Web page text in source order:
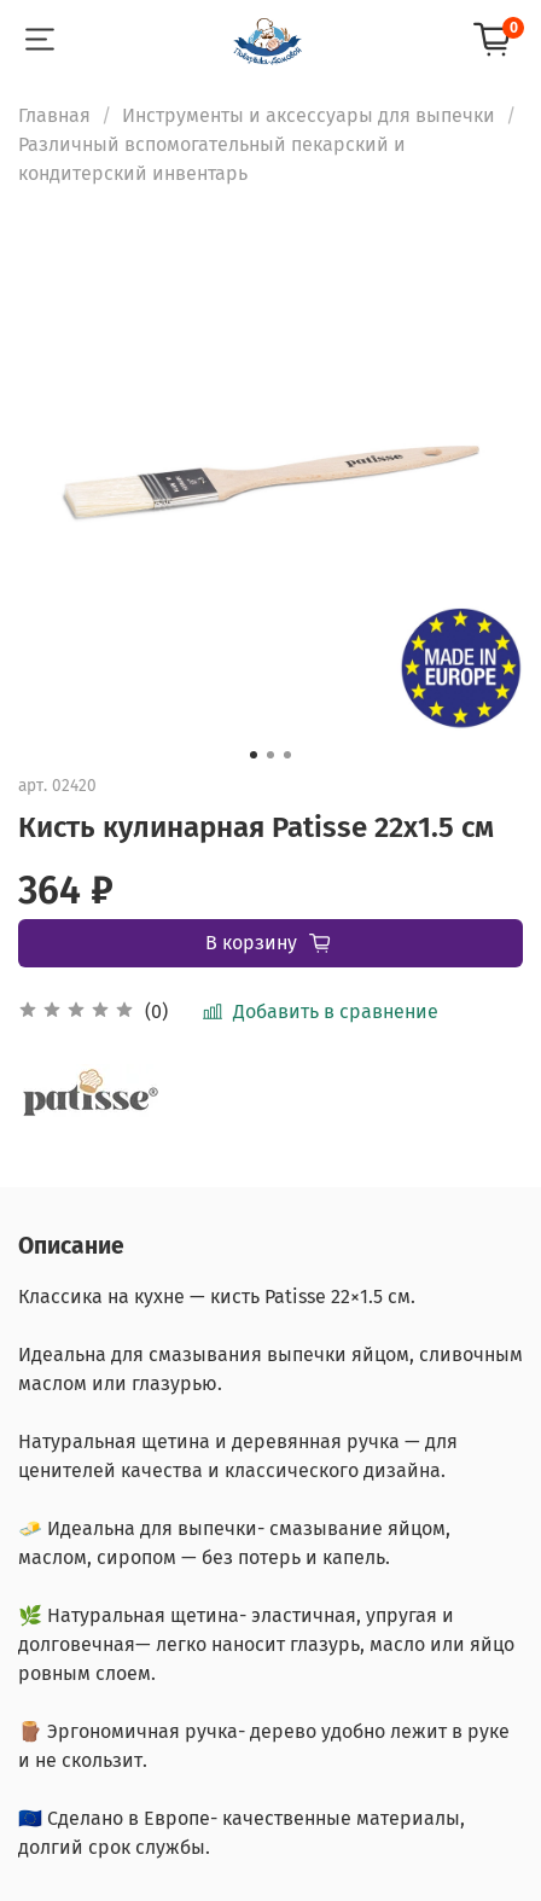
0
Главная
Инструменты и аксессуары для выпечки
Различный вспомогательный пекарский и
кондитерский инвентарь
арт. 02420
Кисть кулинарная Patisse 22х1.5 см
(0) Добавить в сравнение
364 ₽
В корзину
Описание
Классика на кухне — кисть Patisse 22×1.5 см.
Идеальна для смазывания выпечки яйцом, сливочным
маслом или глазурью.
Натуральная щетина и деревянная ручка — для
ценителей качества и классического дизайна.
🧈 Идеальна для выпечки- смазывание яйцом,
маслом, сиропом — без потерь и капель.
🌿 Натуральная щетина- эластичная, упругая и
долговечная— легко наносит глазурь, масло или яйцо
ровным слоем.
🪵 Эргономичная ручка- дерево удобно лежит в руке
и не скользит.
🇪🇺 Сделано в Европе- качественные материалы,
долгий срок службы.